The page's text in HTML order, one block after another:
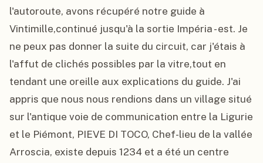
l'autoroute, avons récupéré notre guide à
Vintimille,continué jusqu'à la sortie Impéria - est. Je
ne peux pas donner la suite du circuit, car j'étais à
l'affut de clichés possibles par la vitre,tout en
tendant une oreille aux explications du guide. J'ai
appris que nous nous rendions dans un village situé
sur l'antique voie de communication entre la Ligurie
et le Piémont, PIEVE DI TOCO, Chef-lieu de la vallée
Arroscia, existe depuis 1234 et a été un centre